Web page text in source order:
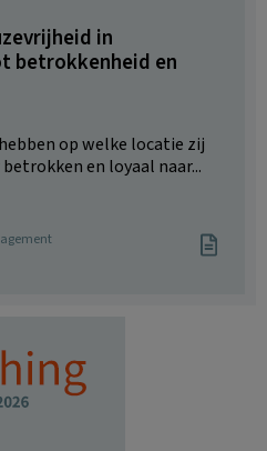
in
betrokkenheid en
op welke locatie zij
en loyaal naar...